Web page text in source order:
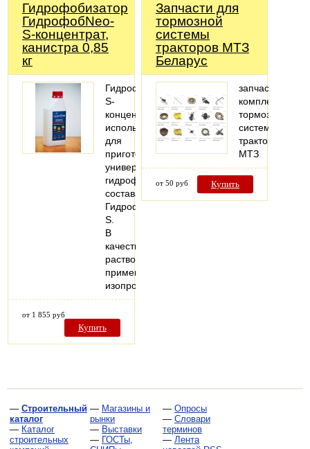
Гидрофобизатор
ГидрофобNeo-
S-концентрат,
канистра 0,85
кг
ГидрофобNeo-
S-
концентрат
используется
для
приготовления
универсального
гидрофобизирующего
состава
ГидрофобNeo-
S.
В
качестве
растворителя
применяется
изопропиловый…
от 1 855 руб
Купить
Запчасти для
тормозной
системы
тракторов МТЗ
Беларус
запчасти,
тормозной
системы
тракторов
МТЗ
от 50 руб Купить
— Строительный
каталог
— Каталог
строительных
— Магазины и
рынки
— Выставки
— ГОСТы,
— Опросы
— Словари
терминов
— Лента